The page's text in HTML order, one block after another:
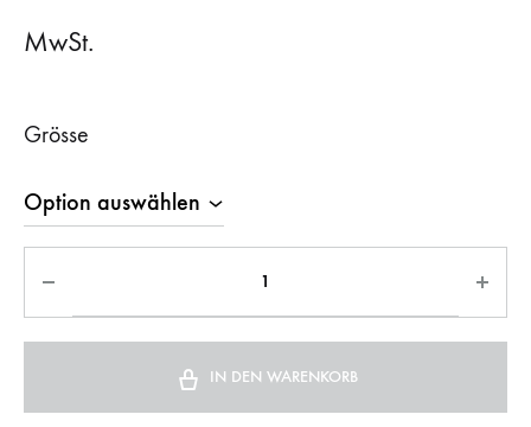
MwSt.
Grösse
IN DEN WARENKORB